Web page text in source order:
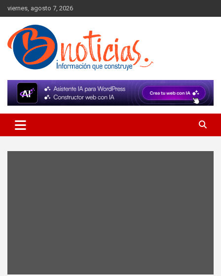
Skip
to
content
viernes, agosto 7, 2026
BNoticias